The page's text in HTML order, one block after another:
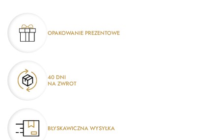
OPAKOWANIE PREZENTOWE
40 DNI
NA ZWROT
BŁYSKAWICZNA WYSYŁKA